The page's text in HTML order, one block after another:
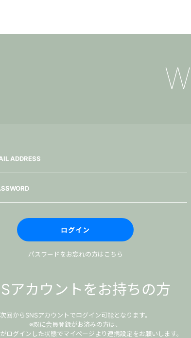
パスワードをお忘れの方はこちら
アカウントをお持ちの方
次回からSNSアカウントでログイン可能となります。
※既に会員登録がお済みの方は、
ログインした状態でマイページより連携設定をお願いします。